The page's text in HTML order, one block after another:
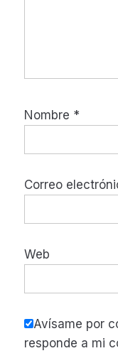
Nombre *
Correo
Web
Avísame por
responde a mi